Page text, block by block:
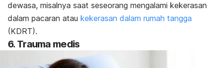
dewasa, misalnya saat seseorang mengalami kekerasan
dalam pacaran atau kekerasan dalam rumah tangga
(KDRT).
6. Trauma medis